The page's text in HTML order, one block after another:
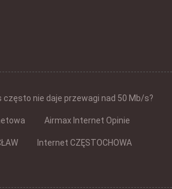
często nie daje przewagi nad 50 Mb/s?
Airmax Internet Opinie
Internet CZĘSTOCHOWA